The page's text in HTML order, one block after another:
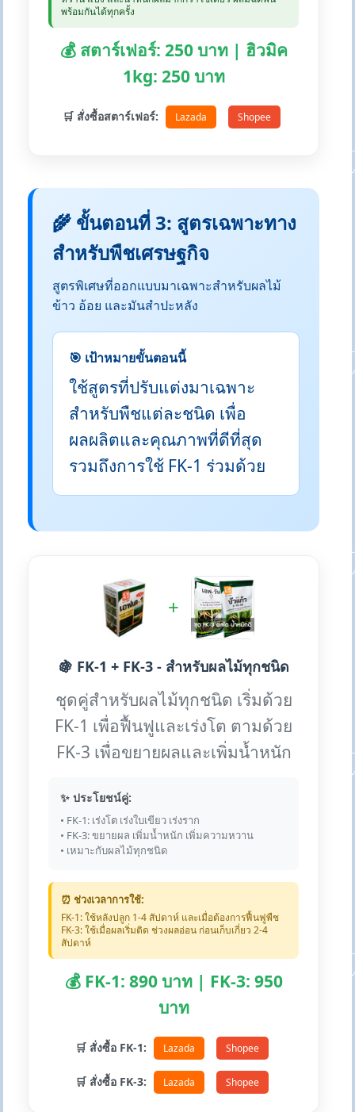
พร้อมกันได้ทุกครั้ง
💰 สตาร์เฟอร์: 250 บาท | ฮิวมิค
1kg: 250 บาท
🛒 สั่งซื้อสตาร์เฟอร์: Lazada Shopee
🌾 ขั้นตอนที่ 3: สูตรเฉพาะทาง
สำหรับพืชเศรษฐกิจ
สูตรพิเศษที่ออกแบบมาเฉพาะสำหรับผลไม้
ข้าว อ้อย และมันสำปะหลัง
🎯 เป้าหมายขั้นตอนนี้
ใช้สูตรที่ปรับแต่งมาเฉพาะ
สำหรับพืชแต่ละชนิด เพื่อ
ผลผลิตและคุณภาพที่ดีที่สุด
รวมถึงการใช้ FK-1 ร่วมด้วย
+
🍇 FK-1 + FK-3 - สำหรับผลไม้ทุกชนิด
ชุดคู่สำหรับผลไม้ทุกชนิด เริ่มด้วย
FK-1 เพื่อฟื้นฟูและเร่งโต ตามด้วย
FK-3 เพื่อขยายผลและเพิ่มน้ำหนัก
✨ ประโยชน์คู่:
• FK-1: เร่งโต เร่งใบเขียว เร่งราก
• FK-3: ขยายผล เพิ่มน้ำหนัก เพิ่มความหวาน
• เหมาะกับผลไม้ทุกชนิด
⏰ ช่วงเวลาการใช้:
FK-1: ใช้หลังปลูก 1-4 สัปดาห์ และเมื่อต้องการฟื้นฟูพืช
FK-3: ใช้เมื่อผลเริ่มติด ช่วงผลอ่อน ก่อนเก็บเกี่ยว 2-4
สัปดาห์
💰 FK-1: 890 บาท | FK-3: 950
บาท
🛒 สั่งซื้อ FK-1: Lazada Shopee
🛒 สั่งซื้อ FK-3: Lazada Shopee